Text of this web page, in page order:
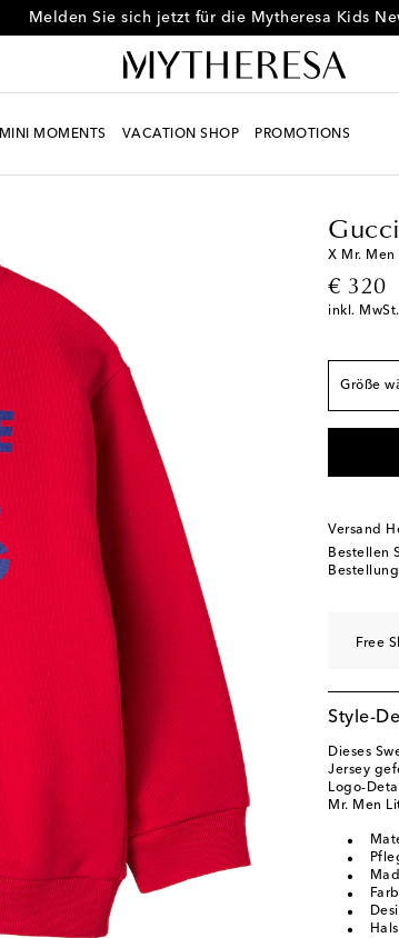
Melden Sie sich jetzt für die Mytheresa Kids
MINI MOMENTS VACATION SHOP PROMOTIONS
X Mr. Men
€ 320
inkl.
Größe
Y 4
Y 5 Auf
Y 6
Y 8
Y 12
Versand
Bestellen
Free
Style-
Dieses
Jersey
Logo-
Mr. Men